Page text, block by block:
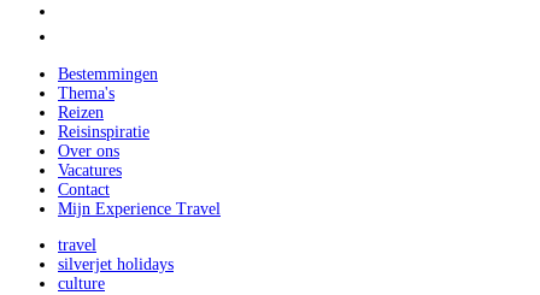
Bestemmingen
Thema's
Reizen
Reisinspiratie
Over ons
Vacatures
Contact
Mijn Experience Travel
travel
silverjet holidays
culture